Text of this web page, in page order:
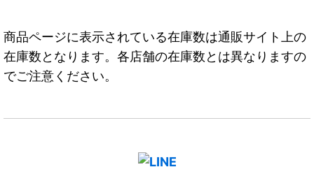
商品ページに表示されている在庫数は通販サイト上の
在庫数となります。各店舗の在庫数とは異なりますの
でご注意ください。